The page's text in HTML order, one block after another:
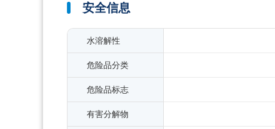
安全信息
水溶解性
危险品分类
危险品标志
有害分解物